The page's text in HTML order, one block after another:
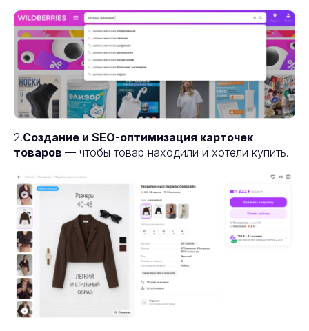
2.Создание и SEO-оптимизация карточек
товаров — чтобы товар находили и хотели купить.